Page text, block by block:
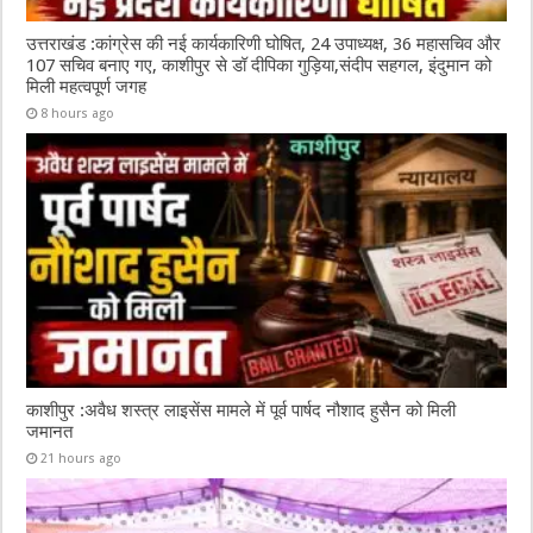
उत्तराखंड :कांग्रेस की नई कार्यकारिणी घोषित, 24 उपाध्यक्ष, 36 महासचिव और
107 सचिव बनाए गए, काशीपुर से डॉ दीपिका गुड़िया,संदीप सहगल, इंदुमान को
मिली महत्वपूर्ण जगह
8 hours ago
काशीपुर :अवैध शस्त्र लाइसेंस मामले में पूर्व पार्षद नौशाद हुसैन को मिली
जमानत
21 hours ago